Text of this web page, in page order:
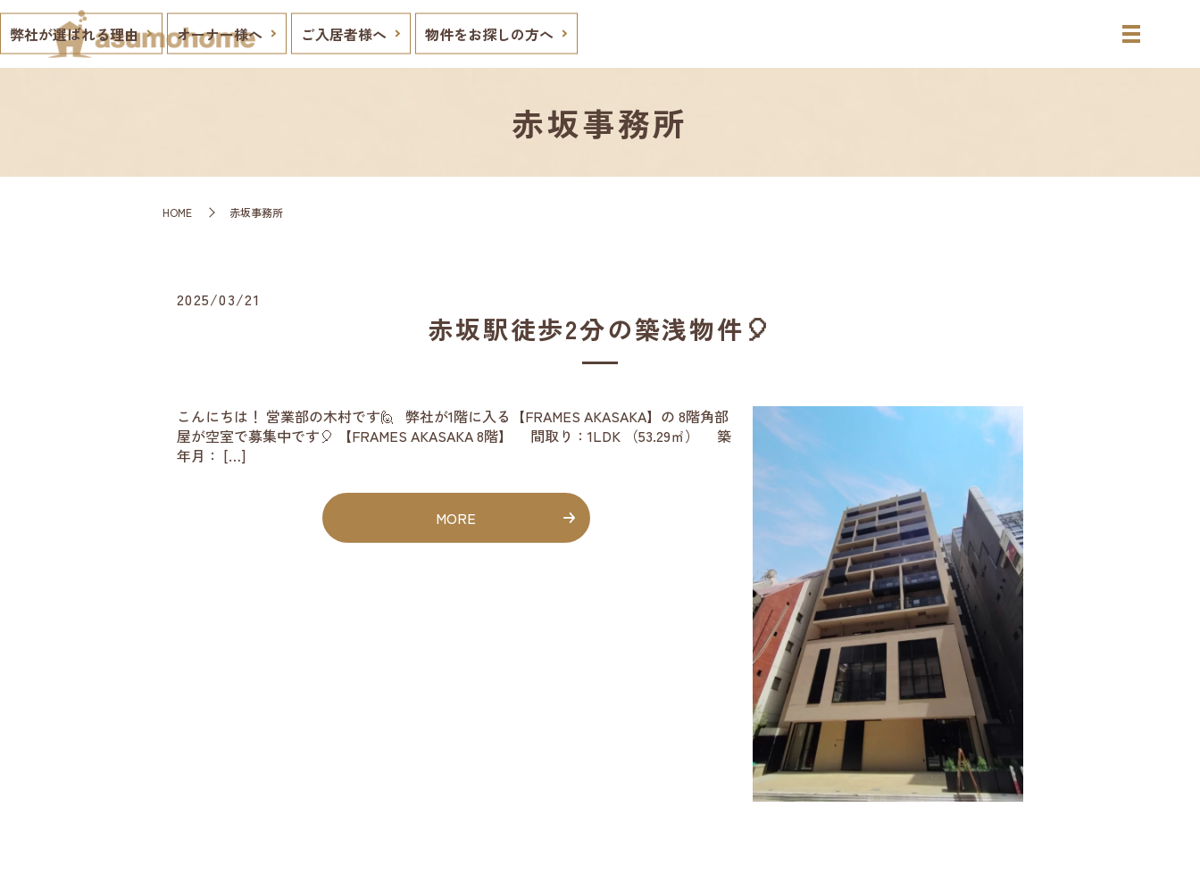
弊社が選ばれる理由 オーナー様へ ご入居者様へ 物件をお探しの方へ
赤坂事務所
HOME 赤坂事務所
2025/03/21
赤坂駅徒歩2分の築浅物件🎈
こんにちは！ 営業部の木村です🙋 弊社が1階に入る【FRAMES AKASAKA】の 8階角部
屋が空室で募集中です🎈 【FRAMES AKASAKA 8階】 間取り：1LDK （53.29㎡） 築
年月： […]
MORE